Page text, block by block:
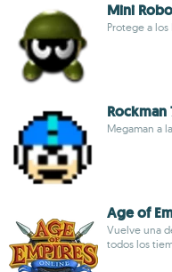
Mini
Protege a
Rockman
Megaman a
Age of
Vuelve una
todos los